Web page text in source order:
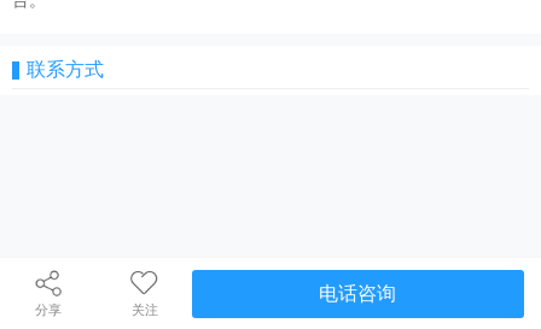
分享 关注
电话咨询
联系方式